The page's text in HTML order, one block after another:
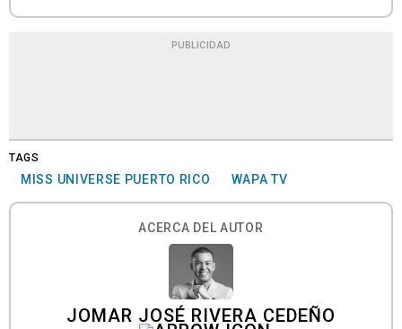
PUBLICIDAD
TAGS
MISS UNIVERSE PUERTO RICO WAPA TV
ACERCA DEL AUTOR
JOMAR JOSÉ RIVERA CEDEÑO